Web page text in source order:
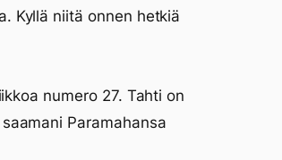
Kyllä niitä onnen hetkiä
numero 27. Tahti on
Paramahansa